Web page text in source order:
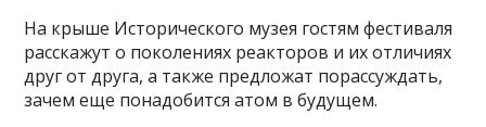
На крыше Исторического музея гостям фестиваля
расскажут о поколениях реакторов и их отличиях
друг от друга, а также предложат порассуждать,
зачем еще понадобится атом в будущем.